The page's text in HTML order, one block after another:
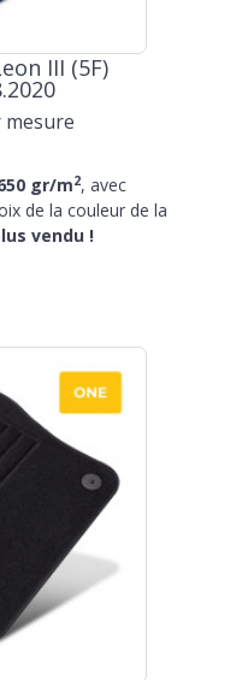
III (5F)
gr/m2, avec
de la couleur de la
vendu !